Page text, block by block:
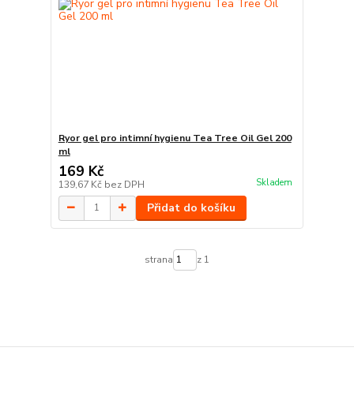
Ryor gel pro intimní hygienu Tea Tree Oil Gel 200
ml
169 Kč
139,67 Kč bez DPH Skladem
Přidat do košíku
strana z 1